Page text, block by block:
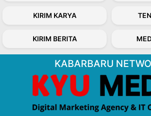
KIRIM KARYA
KIRIM BERITA
KABARBARU